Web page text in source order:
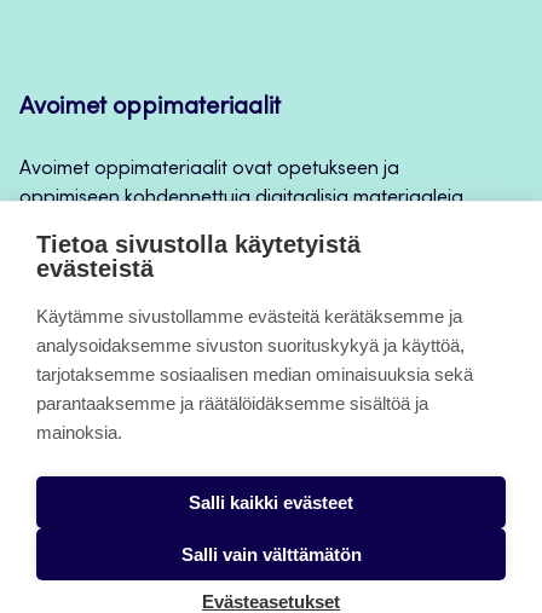
Avoimet oppimateriaalit
Avoimet oppimateriaalit ovat opetukseen ja
oppimiseen kohdennettuja digitaalisia materiaaleja,
opintojaksototeutuksilla, jatkuvan oppimisen ja
Tietoa sivuista
Evästeet
Saavutettavuusseloste
Tietosuojaseloste
Tietoa sivustolla käytetyistä
evästeistä
Käytämme sivustollamme evästeitä kerätäksemme ja
analysoidaksemme sivuston suorituskykyä ja käyttöä,
tarjotaksemme sosiaalisen median ominaisuuksia sekä
parantaaksemme ja räätälöidäksemme sisältöä ja
mainoksia.
Salli kaikki evästeet
Salli vain välttämätön
Evästeasetukset